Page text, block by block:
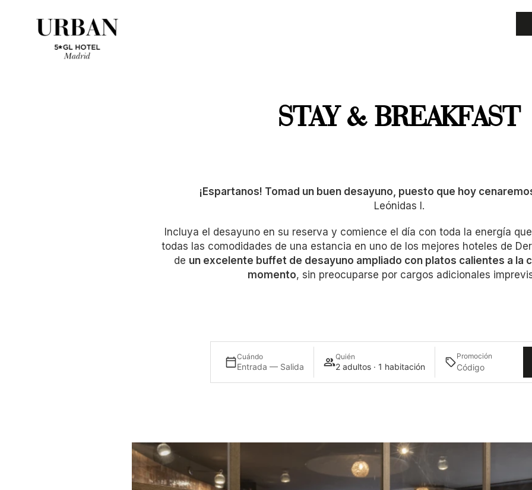
STAY & BREAKFAST
¡Espartanos! Tomad un buen desayuno, puesto que hoy
Leónidas I.
Incluya el desayuno en su reserva y comience el día con toda la energía
todas las comodidades de una estancia en uno de los mejores hoteles de
de un excelente buffet de desayuno ampliado con platos calientes a la
momento, sin preocuparse por cargos adicionales
Cuándo
Entrada — Salida
Quién
2 adultos · 1 habitación
Promoción